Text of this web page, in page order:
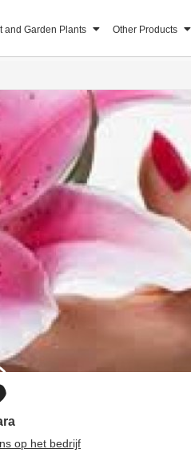
and Garden Plants Other Products
op het bedrijf